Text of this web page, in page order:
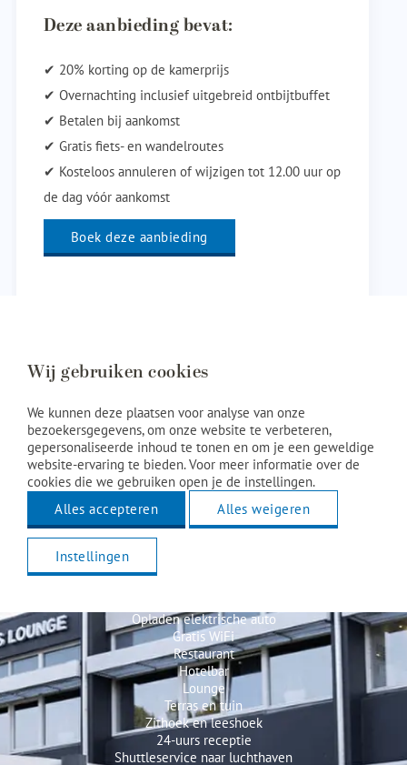
Deze aanbieding bevat:
✔ 20% korting op de kamerprijs
✔ Overnachting inclusief uitgebreid ontbijtbuffet
✔ Betalen bij aankomst
✔ Gratis fiets- en wandelroutes
✔ Kosteloos annuleren of wijzigen tot 12.00 uur op
de dag vóór aankomst
Boek deze aanbieding
Hotel faciliteiten
Opladen elektrische auto
Gratis WiFi
Restaurant
Hotelbar
Lounge
Terras en tuin
Zithoek en leeshoek
24-uurs receptie
Shuttleservice naar luchthaven
Wij gebruiken cookies
We kunnen deze plaatsen voor analyse van onze
bezoekersgegevens, om onze website te verbeteren,
gepersonaliseerde inhoud te tonen en om je een geweldige
website-ervaring te bieden. Voor meer informatie over de
cookies die we gebruiken open je de instellingen.
Alles accepteren
Alles weigeren
Instellingen